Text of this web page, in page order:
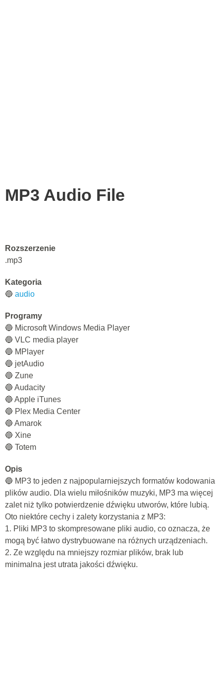
MP3 Audio File
Rozszerzenie
.mp3
Kategoria
🔵 audio
Programy
🔵 Microsoft Windows Media Player
🔵 VLC media player
🔵 MPlayer
🔵 jetAudio
🔵 Zune
🔵 Audacity
🔵 Apple iTunes
🔵 Plex Media Center
🔵 Amarok
🔵 Xine
🔵 Totem
Opis
🔵 MP3 to jeden z najpopularniejszych formatów kodowania
plików audio. Dla wielu miłośników muzyki, MP3 ma więcej
zalet niż tylko potwierdzenie dźwięku utworów, które lubią.
Oto niektóre cechy i zalety korzystania z MP3:
1. Pliki MP3 to skompresowane pliki audio, co oznacza, że ​​
mogą być łatwo dystrybuowane na różnych urządzeniach.
2. Ze względu na mniejszy rozmiar plików, brak lub
minimalna jest utrata jakości dźwięku.